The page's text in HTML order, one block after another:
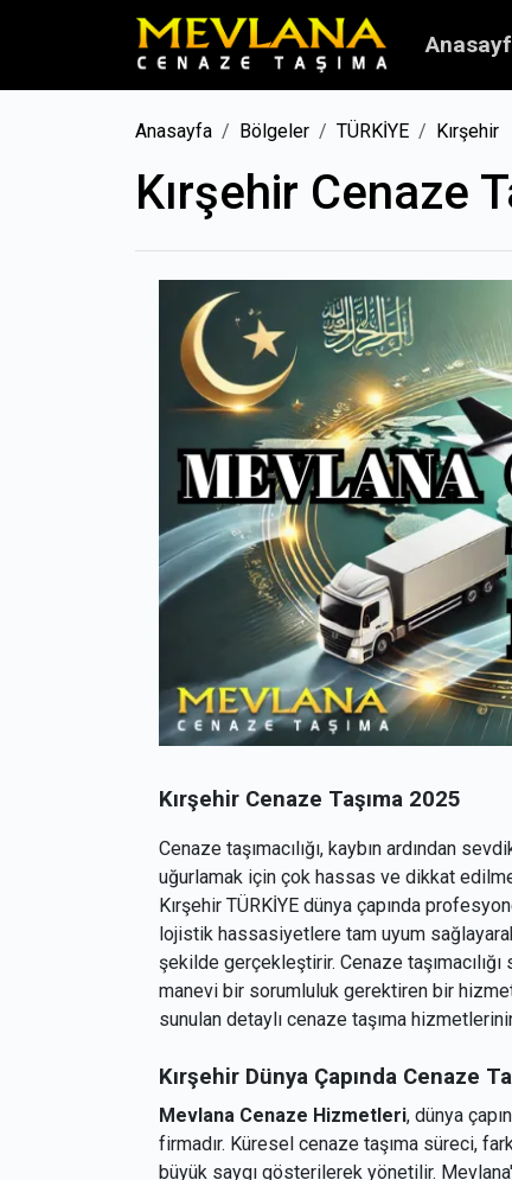
Anasayfa Bölgeler TÜRKİYE Kırşehir
Kırşehir Cenaze
Kırşehir Cenaze Taşıma 2025
Cenaze taşımacılığı, kaybın ardından
uğurlamak için çok hassas ve dikkat
Kırşehir TÜRKİYE dünya çapında
lojistik hassasiyetlere tam uyum sağlayarak
şekilde gerçekleştirir. Cenaze
manevi bir sorumluluk gerektiren bir
sunulan detaylı cenaze taşıma
Kırşehir Dünya Çapında Cenaze
Mevlana Cenaze Hizmetleri, dünya
firmadır. Küresel cenaze taşıma süreci,
büyük saygı gösterilerek yönetilir.